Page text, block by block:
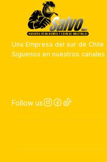
Una Empresa del sur de Chile
Síguenos en nuestros
Follow us